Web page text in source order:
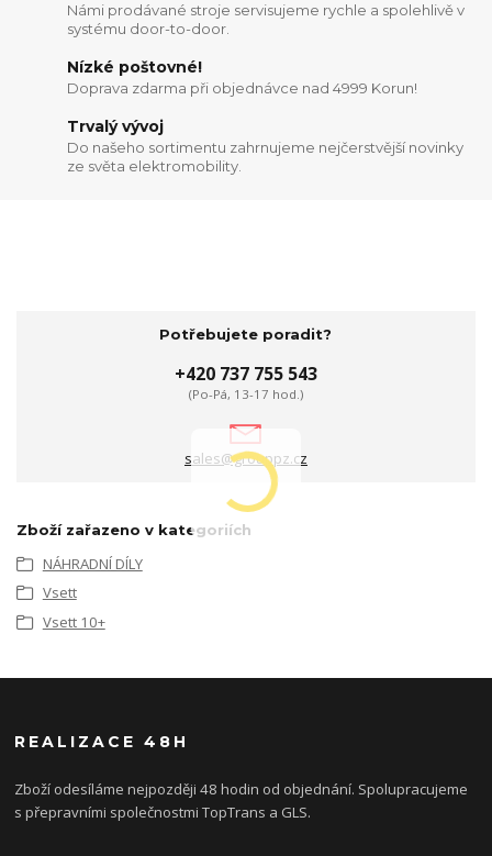
Námi prodávané stroje servisujeme rychle a spolehlivě v
systému door-to-door.
Nízké poštovné!
Doprava zdarma při objednávce nad 4999 Korun!
Trvalý vývoj
Do našeho sortimentu zahrnujeme nejčerstvější novinky
ze světa elektromobility.
Potřebujete poradit?
+420 737 755 543
(Po-Pá, 13-17 hod.)
sales@grouppz.cz
Zboží zařazeno v kategoriích
NÁHRADNÍ DÍLY
Vsett
Vsett 10+
REALIZACE 48H
Zboží odesíláme nejpozději 48 hodin od objednání. Spolupracujeme
s přepravními společnostmi TopTrans a GLS.